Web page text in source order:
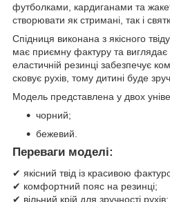
футболками, кардиганами та
створювати як стримані, так і
Спідниця виконана з якісного
має приємну фактуру та
еластичній резинці забезпечує
сковує рухів, тому дитині буде
Модель представлена у двох
чорний;
бежевий.
Переваги моделі:
✔ якісний твід із красивою
✔ комфортний пояс на резинці;
✔ вільний крій для зручності рухів;